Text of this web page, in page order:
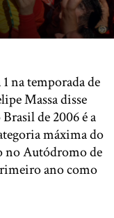
na temporada de
Massa disse
de 2006 é a
máxima do
no Autódromo de
ano como